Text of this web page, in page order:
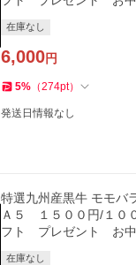
在庫なし
6,000円
5% （274pt）
発送日情報なし
特選九州産黒牛 モモバ
Ａ５ １５００円/１
フト プレゼント お
在庫なし